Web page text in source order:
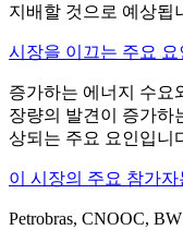
지배할 것으로 예상됩
시장을 이끄는 주요
증가하는 에너지 수요
장량의 발견이 증가하
상되는 주요 요인입니
이 시장의 주요 참가
Petrobras, CNOOC,